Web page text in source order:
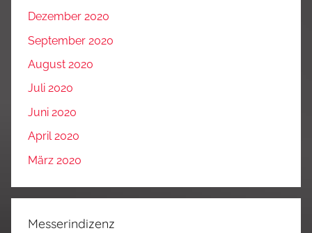
Dezember 2020
September 2020
August 2020
Juli 2020
Juni 2020
April 2020
März 2020
Messerindizenz